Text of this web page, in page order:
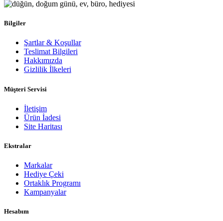
Bilgiler
Şartlar & Koşullar
Teslimat Bilgileri
Hakkımızda
Gizlilik İlkeleri
Müşteri Servisi
İletişim
Ürün İadesi
Site Haritası
Ekstralar
Markalar
Hediye Çeki
Ortaklık Programı
Kampanyalar
Hesabım